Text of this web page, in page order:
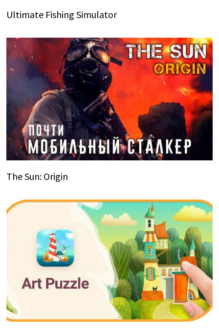
Ultimate Fishing Simulator
The Sun: Origin